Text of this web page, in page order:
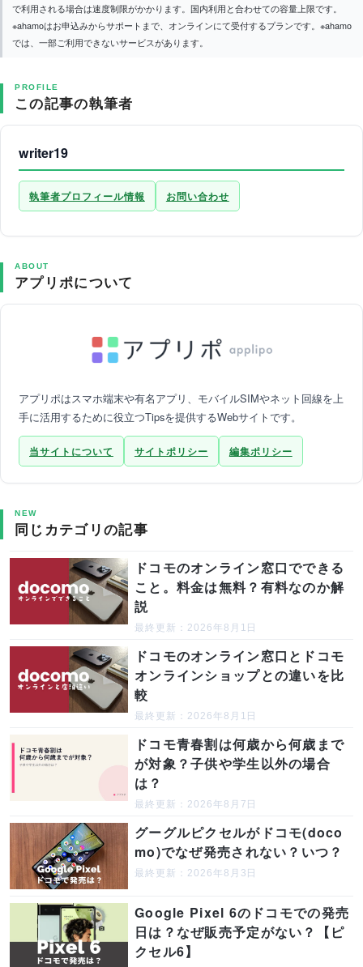
で利用される場合は速度制限がかかります。国内利用と合わせての容量上限です。
※ahamoはお申込みからサポートまで、オンラインにて受付するプランです。※ahamo
では、一部ご利用できないサービスがあります。
PROFILE
この記事の執筆者
writer19
執筆者プロフィール情報 お問い合わせ
ABOUT
アプリポについて
アプリポはスマホ端末や有名アプリ、モバイルSIMやネット回線を上
手に活用するために役立つTipsを提供するWebサイトです。
当サイトについて サイトポリシー 編集ポリシー
NEW
同じカテゴリの記事
ドコモのオンライン窓口でできる
こと。料金は無料？有料なのか解
説
最終更新：2026年8月1日
ドコモのオンライン窓口とドコモ
オンラインショップとの違いを比
較
最終更新：2026年8月1日
ドコモ青春割は何歳から何歳まで
が対象？子供や学生以外の場合
は？
最終更新：2026年8月7日
グーグルピクセルがドコモ(doco
mo)でなぜ発売されない？いつ？
最終更新：2026年8月3日
Google Pixel 6のドコモでの発売
日は？なぜ販売予定がない？【ピ
クセル6】